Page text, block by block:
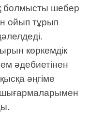
болмысты шебер
ойып тұрып
көркемдік
әдебиетінен
әңгіме
шығармаларымен